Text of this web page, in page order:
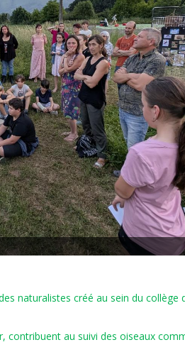
naturalistes créé au sein du collège
contribuent au suivi des oiseaux